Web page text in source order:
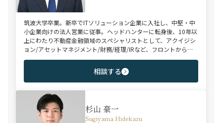
筑波大学卒業。新卒でITソリューション企業に入社し、中堅・中
小企業向けの法人営業に従事。ヘッドハンターに転身後、10年以
上にわたり不動産金融領域のスペシャリストとして、アクイジシ
ョン/アセットマネジメント/財務/経理/IRなど、フロントからミ
ドル・バックまで、幅広いポジションで100名以上のご支援実績
を誇る。また、首都圏に加え、関西・九州・北海道を始めとする
地方都市を拠点とする企業から外資系まで、100社を超えるクラ
イアント企業様とのリレーションを保持。業界に精通した深い知
見と広範なネットワークを活かし、候補者様の可能性を最大限に
引き出すマッチングをご支援可能。
相談する
杉山 豪一
Sugiyama Hidekazu